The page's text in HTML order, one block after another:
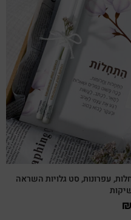
צפייה מהירה
עפרונות, סט גלויות השראה
₪